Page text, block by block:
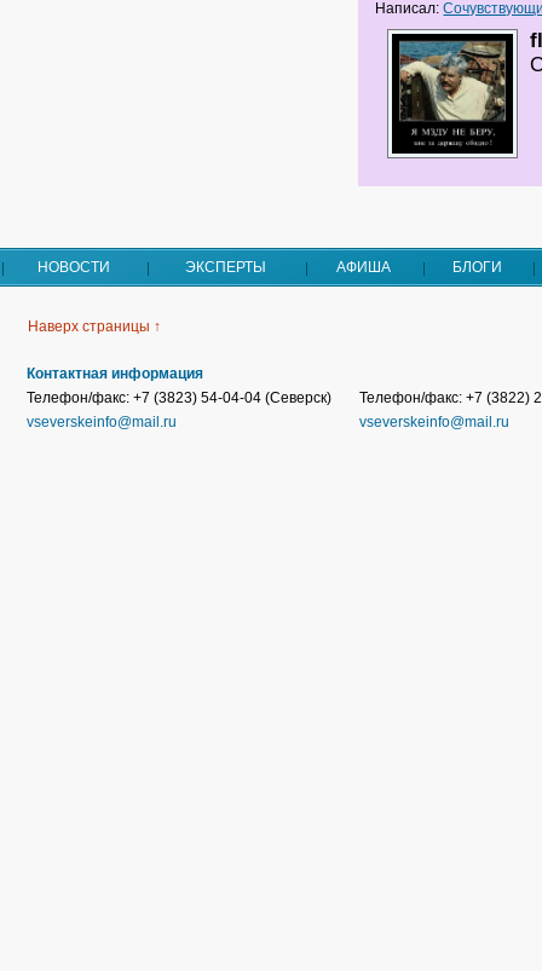
Написал:
НОВОСТИ ЭКСПЕРТЫ АФИША БЛОГИ
Наверх страницы ↑
Контактная информация
Телефон/факс: +7 (3823) 54-04-04 (Северск)
vseverskeinfo@mail.ru
Телефон/факс: +7 (3822)
vseverskeinfo@mail.ru